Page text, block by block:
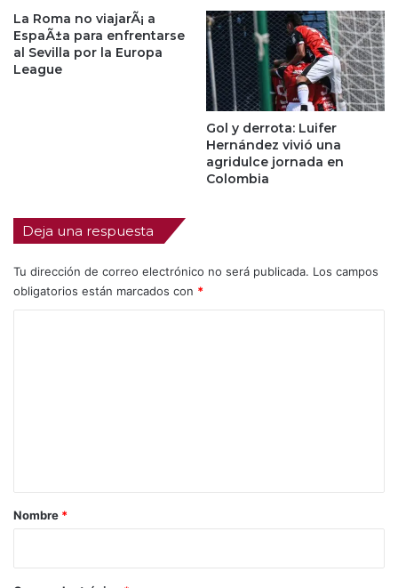
La Roma no viajarÃ¡ a
EspaÃ±a para enfrentarse
al Sevilla por la Europa
League
Gol y derrota: Luifer
Hernández vivió una
agridulce jornada en
Colombia
Deja una respuesta
Tu dirección de correo electrónico no será publicada. Los campos
obligatorios están marcados con *
rNombre *